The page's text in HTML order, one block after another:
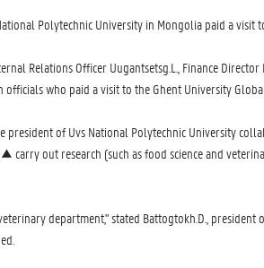
Polytechnic University in Mongolia paid a visit
Relations Officer Uugantsetsg.L., Finance
who paid a visit to the Ghent University
president of Uvs National Polytechnic University
out research (such as food science and
department," stated Battogtokh.D.,